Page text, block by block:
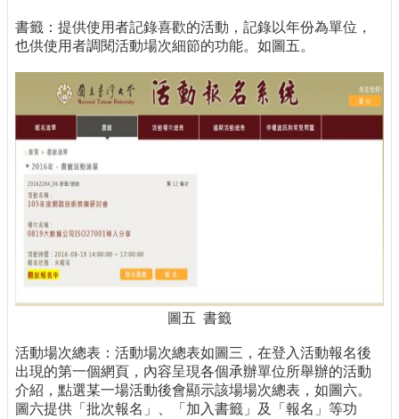
書籤：提供使用者記錄喜歡的活動，記錄以年份為單位，
也供使用者調閱活動場次細節的功能。如圖五。
圖五 書籤
活動場次總表：活動場次總表如圖三，在登入活動報名後
出現的第一個網頁，內容呈現各個承辦單位所舉辦的活動
介紹，點選某一場活動後會顯示該場場次總表，如圖六。
圖六提供「批次報名」、「加入書籤」及「報名」等功